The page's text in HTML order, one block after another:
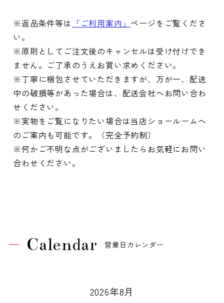
※返品条件等は 「ご利用案内」 ページをご覧くださ
い。
※原則としてご注文後のキャンセルは受け付けでき
ません。ご了承のうえお買い求めください。
※丁寧に梱包させていただきますが、万が一、配送
中の破損等があった場合は、配送会社へお問い合わ
せください。
※実物をご覧になりたい場合は当店ショールームへ
のご案内も可能です。（完全予約制）
※何かご不明な点がございましたらお気軽にお問い
合わせください。
Calendar 営業日カレンダー
2026年8月